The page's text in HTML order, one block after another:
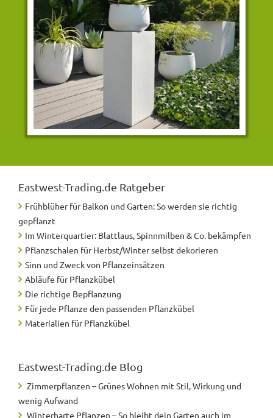
Eastwest-Trading.de Ratgeber
Frühblüher für Balkon und Garten: So werden sie richtig
gepflanzt
Im Winterquartier: Blattlaus, Spinnmilben & Co. bekämpfen
Pflanzschalen für Herbst/Winter selbst dekorieren
Sinn und Zweck von Pflanzeinsätzen
Abläufe für Pflanzkübel
Die richtige Bepflanzung
Für jede Pflanze den passenden Pflanzkübel
Materialien für Pflanzkübel
Eastwest-Trading.de Blog
Zimmerpflanzen – Grünes Wohnen mit Stil, Wirkung und
wenig Aufwand
Winterharte Pflanzen – So bleibt dein Garten auch im